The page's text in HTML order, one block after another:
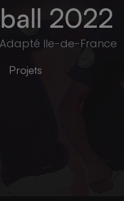
2022
Ile-de-France
Projets